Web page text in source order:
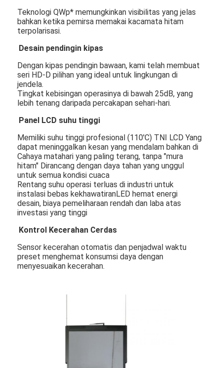
Rumah
Tentang kami
Teknologi QWp* memungkinkan visibilitas yang jelas
bahkan ketika pemirsa memakai kacamata hitam
terpolarisasi.
Desain pendingin kipas
Dengan kipas pendingin bawaan, kami telah membuat
seri HD-D pilihan yang ideal untuk lingkungan di
jendela.
Tingkat kebisingan operasinya di bawah 25dB, yang
lebih tenang daripada percakapan sehari-hari.
Panel LCD suhu tinggi
Memiliki suhu tinggi profesional (110'C) TNI LCD Yang
dapat meninggalkan kesan yang mendalam bahkan di
Cahaya matahari yang paling terang, tanpa "mura
hitam" Dirancang dengan daya tahan yang unggul
untuk semua kondisi cuaca
Rentang suhu operasi terluas di industri untuk
instalasi bebas kekhawatiranLED hemat energi
desain, biaya pemeliharaan rendah dan laba atas
investasi yang tinggi
Kontrol Kecerahan Cerdas
Sensor kecerahan otomatis dan penjadwal waktu
preset menghemat konsumsi daya dengan
menyesuaikan kecerahan.